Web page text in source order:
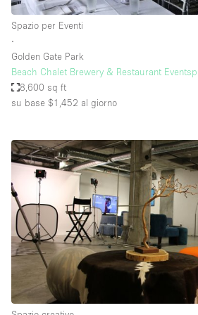
Spazio per Eventi
∙
Golden Gate Park
Beach Chalet Brewery & Restaurant
8,600 sq ft
su base $1,452 al giorno